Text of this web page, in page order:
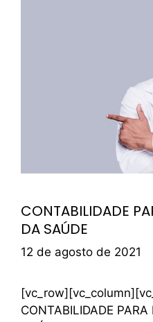
CONTABILIDADE
DA SAÚDE
12 de agosto de 2021
CONTABILIDADE PARA